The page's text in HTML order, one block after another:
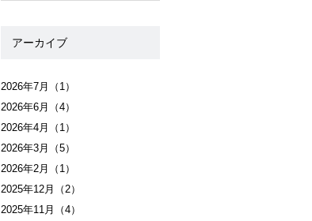
アーカイブ
2026年7月
（1）
2026年6月
（4）
2026年4月
（1）
2026年3月
（5）
2026年2月
（1）
2025年12月
（2）
2025年11月
（4）